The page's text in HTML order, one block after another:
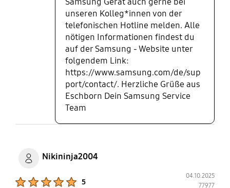
unseren Kolleg*innen von der
telefonischen Hotline melden. Alle
nötigen Informationen findest du
auf der Samsung - Website unter
folgendem Link:
https://www.samsung.com/de/sup
port/contact/. Herzliche Grüße aus
Eschborn Dein Samsung Service
Team
Nikininja2004
5
04.10.2025
77977